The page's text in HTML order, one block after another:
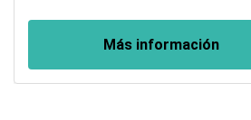
Más información